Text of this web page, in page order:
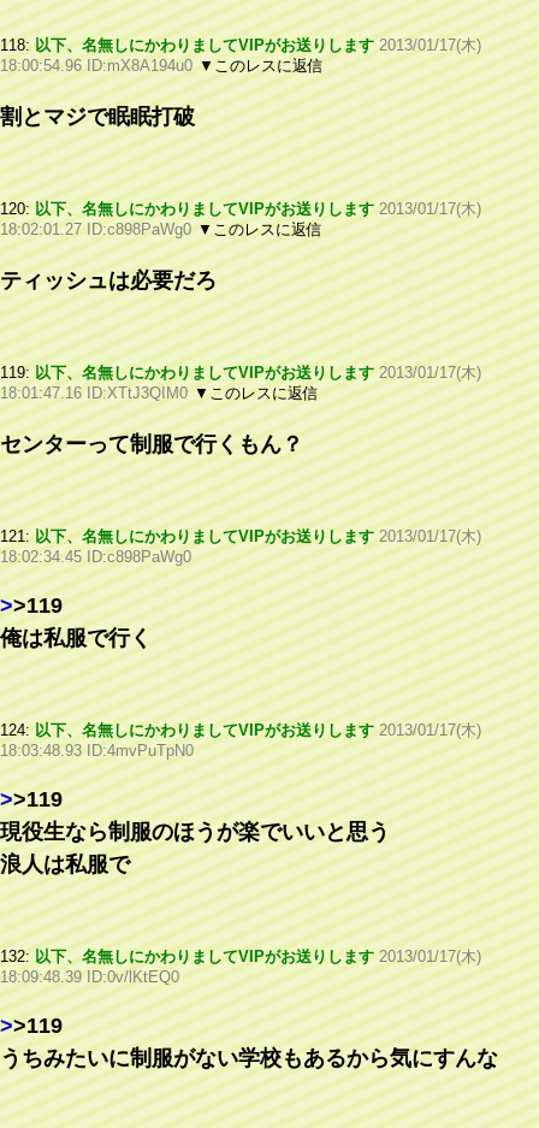
118: 以下、名無しにかわりましてVIPがお送りします 2013/01/17(木)
18:00:54.96 ID:mX8A194u0 ▼このレスに返信
割とマジで眠眠打破
120: 以下、名無しにかわりましてVIPがお送りします 2013/01/17(木)
18:02:01.27 ID:c898PaWg0 ▼このレスに返信
ティッシュは必要だろ
119: 以下、名無しにかわりましてVIPがお送りします 2013/01/17(木)
18:01:47.16 ID:XTtJ3QIM0 ▼このレスに返信
センターって制服で行くもん？
121: 以下、名無しにかわりましてVIPがお送りします 2013/01/17(木)
18:02:34.45 ID:c898PaWg0
>>119
俺は私服で行く
124: 以下、名無しにかわりましてVIPがお送りします 2013/01/17(木)
18:03:48.93 ID:4mvPuTpN0
>>119
現役生なら制服のほうが楽でいいと思う
浪人は私服で
132: 以下、名無しにかわりましてVIPがお送りします 2013/01/17(木)
18:09:48.39 ID:0v/lKtEQ0
>>119
うちみたいに制服がない学校もあるから気にすんな